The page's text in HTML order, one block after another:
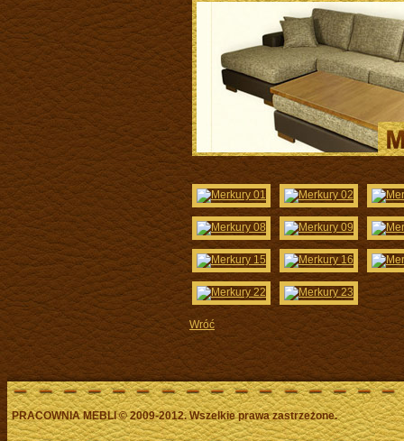
Wróć
PRACOWNIA MEBLI©2009-2012. Wszelkie prawa zastrzeżone.